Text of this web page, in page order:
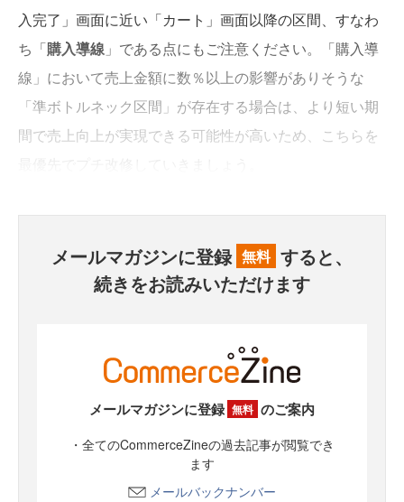
入完了」画面に近い「カート」画面以降の区間、すなわ
ち「購入導線 」である点にもご注意ください。「購入導
線」において売上金額に数％以上の影響がありそうな
「準ボトルネック区間」が存在する場合は、より短い期
間で売上向上が実現できる可能性が高いため、こちらを
メールマガジンに登録 無料 すると、
続きをお読みいただけます
メールマガジンに登録 無料 のご案内
・全てのCommerceZineの過去記事が閲覧でき
ます
メールバックナンバー